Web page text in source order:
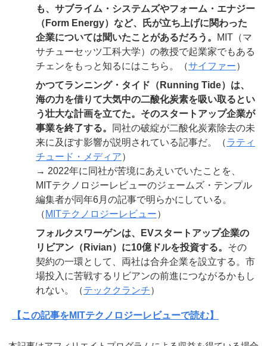
も、サブライム・システムズやフォーム・エナジー
（Form Energy）など、氏が立ち上げに関わった
企業については聞いたことがあるだろう。
MIT（マ
サチューセッツ工科大学）の教授で起業家でもある
チェンをもっと知るにはこちら。（サイファー）
かつてランニング・タイド（Running Tide）は、
海の力を借りて大気中の二酸化炭素を吸い取るとい
う壮大な計画を立てた。そのスタートアップ企業が
事業を終了する。
同社の破綻が二酸化炭素除去の未
来に及ぼす影響が説明されている記事だ。（ラティ
チュード・メディア）
→ 2022年に同社が苦境にあえいでいたことを、
MITテクノロジーレビューのジェームズ・テンプル
編集者が同年6月の記事で明らかにしている。
（ MITテクノロジーレビュー）
フォルクスワーゲンは、EVスタートアップ企業の
リビアン（Rivian）に10億ドルを投資する。 その
契約の一環として、両社は合弁企業を設立する。市
場投入に苦戦するリビアンの前進につながるかもし
れない。（テッククランチ）
【この記事をMITテクノロジーレビューで読む】